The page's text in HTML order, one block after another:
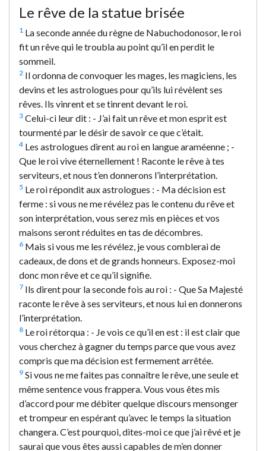
Le rêve de la statue brisée
1 La seconde année du règne de Nabuchodonosor, le roi
fit un rêve qui le troubla au point qu’il en perdit le
sommeil.
2 Il ordonna de convoquer les mages, les magiciens, les
devins et les astrologues pour qu’ils lui révèlent ses
rêves. Ils vinrent et se tinrent devant le roi.
3 Celui-ci leur dit : - J’ai fait un rêve et mon esprit est
tourmenté par le désir de savoir ce que c’était.
4 Les astrologues dirent au roi en langue araméenne ; -
Que le roi vive éternellement ! Raconte le rêve à tes
serviteurs, et nous t’en donnerons l’interprétation.
5 Le roi répondit aux astrologues : - Ma décision est
ferme : si vous ne me révélez pas le contenu du rêve et
son interprétation, vous serez mis en pièces et vos
maisons seront réduites en tas de décombres.
6 Mais si vous me les révélez, je vous comblerai de
cadeaux, de dons et de grands honneurs. Exposez-moi
donc mon rêve et ce qu’il signifie.
7 Ils dirent pour la seconde fois au roi : - Que Sa Majesté
raconte le rêve à ses serviteurs, et nous lui en donnerons
l’interprétation.
8 Le roi rétorqua : - Je vois ce qu’il en est : il est clair que
vous cherchez à gagner du temps parce que vous avez
compris que ma décision est fermement arrêtée.
9 Si vous ne me faites pas connaître le rêve, une seule et
même sentence vous frappera. Vous vous êtes mis
d’accord pour me débiter quelque discours mensonger
et trompeur en espérant qu’avec le temps la situation
changera. C’est pourquoi, dites-moi ce que j’ai rêvé et je
saurai que vous êtes aussi capables de m’en donner